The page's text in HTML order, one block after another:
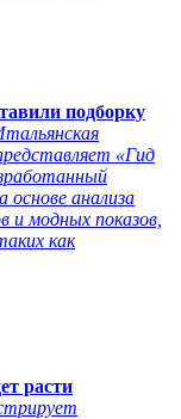
подборку
«Гид
основе анализа
и модных показов,
как
расти